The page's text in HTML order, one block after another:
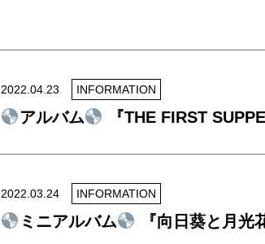
2022.04.23 INFORMATION
アルバム 『THE FIRST
2022.03.24 INFORMATION
ミニアルバム 『向日葵と月光